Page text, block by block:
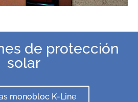
de protección
solar
monobloc K-Line